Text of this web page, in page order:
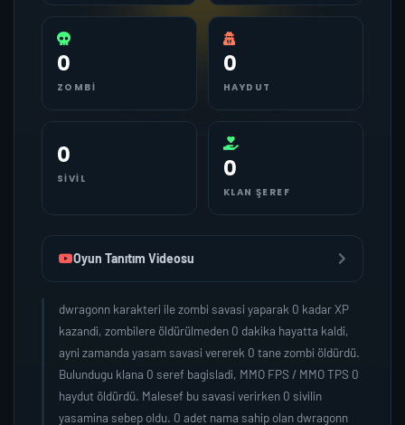
0
ZOMBI
0
HAYDUT
0
SIVIL 0
KLAN ŞEREF
Oyun Tanıtım Videosu
dwragonn karakteri ile zombi savasi yaparak 0 kadar XP
kazandi, zombilere öldürülmeden 0 dakika hayatta kaldi,
ayni zamanda yasam savasi vererek 0 tane zombi öldürdü.
Bulundugu klana 0 seref bagisladi, MMO FPS / MMO TPS 0
haydut öldürdü. Malesef bu savasi verirken 0 sivilin
yasamina sebep oldu. 0 adet nama sahip olan dwragonn